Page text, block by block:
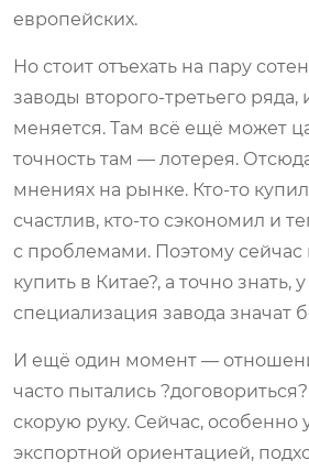
европейских.
Но стоит отъехать на пару
заводы второго-третьего ряда,
меняется. Там всё ещё может
точность там — лотерея.
мнениях на рынке. Кто-то
счастлив, кто-то сэкономил и
с проблемами. Поэтому сейчас
купить в Китае?, а точно знать,
специализация завода значат
И ещё один момент —
часто пытались
скорую руку. Сейчас, особенно
экспортной ориентацией,